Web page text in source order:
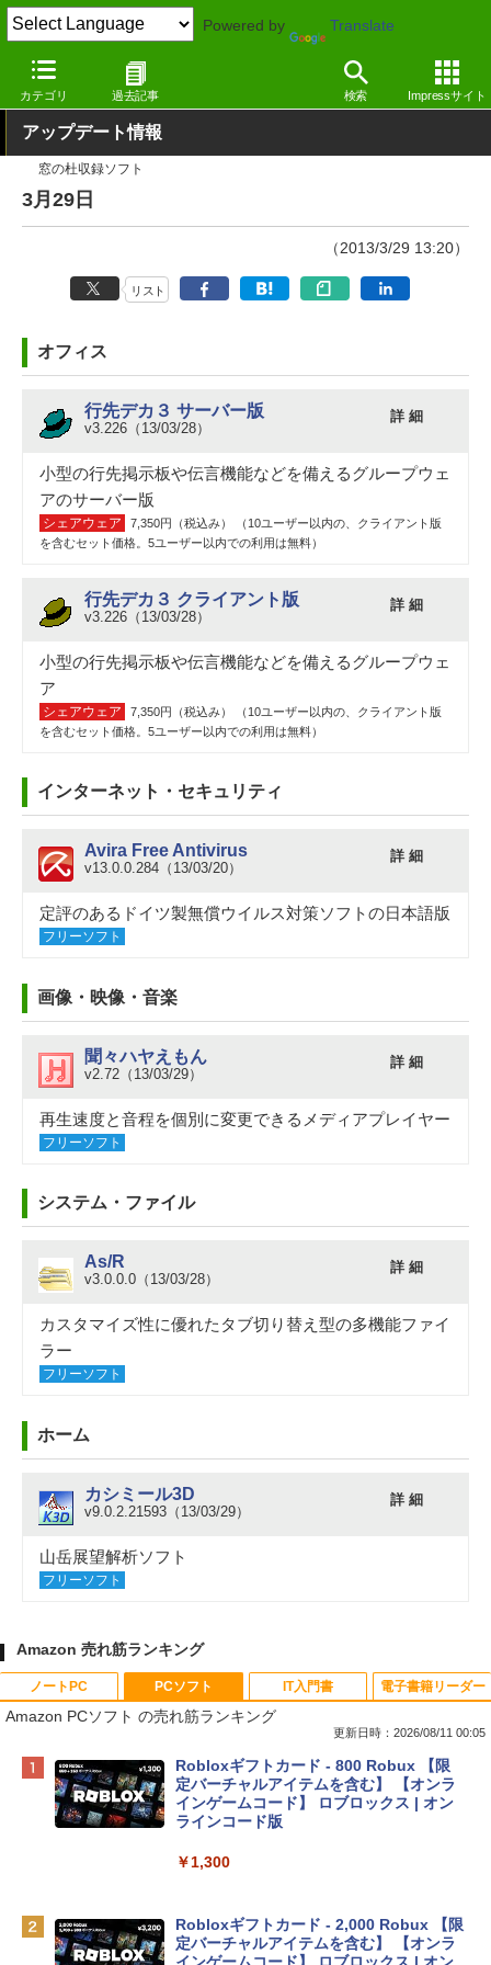
Powered by Translate
カテゴリ 過去記事 検索 Impressサイト
窓の杜 その他の話題 アップデート
アップデート情報
窓の杜収録ソフト
3月29日
（2013/3/29 13:20）
リスト
オフィス
行先デカ３ サーバー版
v3.226（13/03/28）
詳 細
小型の行先掲示板や伝言機能などを備えるグループウェ
アのサーバー版
シェアウェア
7,350円（税込み） （10ユーザー以内の、クライアント版
を含むセット価格。5ユーザー以内での利用は無料）
行先デカ３ クライアント版
v3.226（13/03/28）
詳 細
小型の行先掲示板や伝言機能などを備えるグループウェ
ア
シェアウェア
7,350円（税込み） （10ユーザー以内の、クライアント版
を含むセット価格。5ユーザー以内での利用は無料）
インターネット・セキュリティ
Avira Free Antivirus
v13.0.0.284（13/03/20）
詳 細
定評のあるドイツ製無償ウイルス対策ソフトの日本語版
フリーソフト
画像・映像・音楽
聞々ハヤえもん
v2.72（13/03/29）
詳 細
再生速度と音程を個別に変更できるメディアプレイヤー
フリーソフト
システム・ファイル
As/R
v3.0.0.0（13/03/28）
詳 細
カスタマイズ性に優れたタブ切り替え型の多機能ファイ
ラー
フリーソフト
ホーム
カシミール3D
v9.0.2.21593（13/03/29）
詳 細
山岳展望解析ソフト
フリーソフト
Amazon 売れ筋ランキング
ノートPC
Apple 2026 MacBook Neo A18 Proチッ
プ搭載13インチノートブック：AIとAppl
e Intelligenceのために設計、Liquid Ret
inaディスプレイ、8GBユニファイドメモ
eTime HDカメラ、Touch ID - シトラス
PCソフト
Amazon PCソフト の売れ筋ランキング
更新日時：2026/08/11 00:05
Robloxギフトカード - 800 Robux 【限
定バーチャルアイテムを含む】 【オンラ
インゲームコード】 ロブロックス | オン
ラインコード版
￥1,300
Robloxギフトカード - 2,000 Robux 【限
定バーチャルアイテムを含む】 【オンラ
IT入門書 電子書籍リーダー